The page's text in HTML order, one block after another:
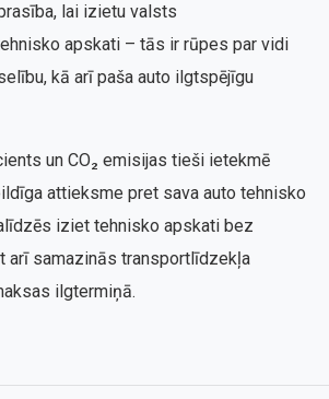
lai izietu valsts
apskati – tās ir rūpes par vidi
kā arī paša auto ilgtspējīgu
un CO₂ emisijas tieši ietekmē
attieksme pret sava auto tehnisko
iziet tehnisko apskati bez
arī samazinās transportlīdzekļa
ilgtermiņā.